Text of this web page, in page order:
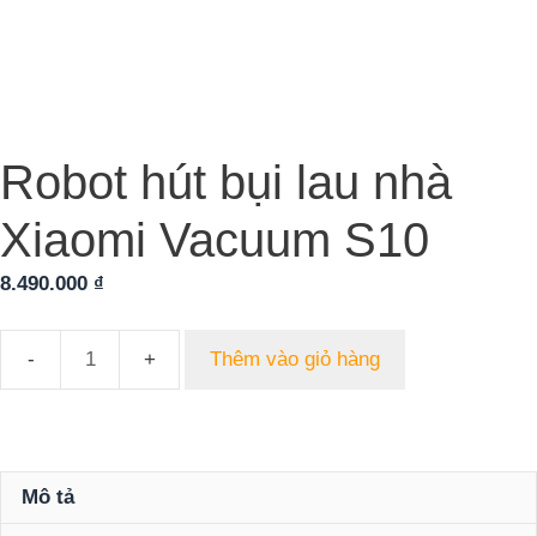
Robot hút bụi lau nhà
Xiaomi Vacuum S10
8.490.000 ₫
Robot
Thêm vào giỏ hàng
Mô tả